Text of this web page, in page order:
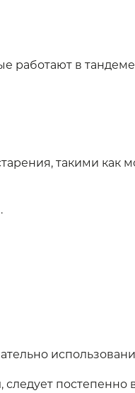
работают в
такими
постепенно